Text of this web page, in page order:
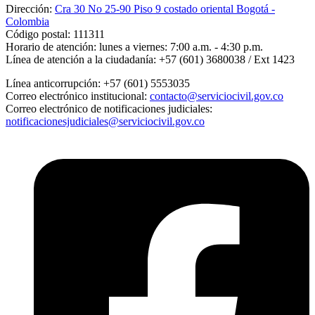
Dirección: Cra 30 No 25-90 Piso 9 costado oriental Bogotá -
Colombia
Código postal: 111311
Horario de atención: lunes a viernes: 7:00 a.m. - 4:30 p.m.
Línea de atención a la ciudadanía: +57 (601) 3680038 / Ext 1423
Línea anticorrupción: +57 (601) 5553035
Correo electrónico institucional: contacto@serviciocivil.gov.co
Correo electrónico de notificaciones judiciales:
notificacionesjudiciales@serviciocivil.gov.co